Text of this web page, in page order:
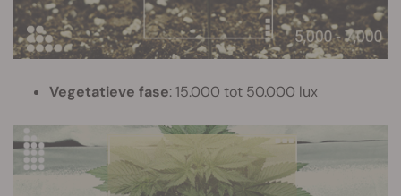
Vegetatieve fase: 15.000 tot 50.000 lux